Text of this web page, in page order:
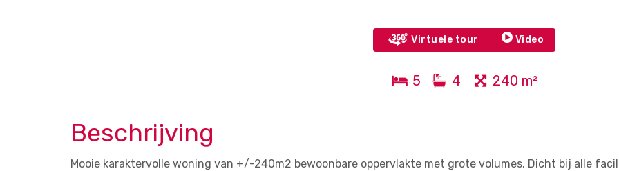
Virtuele tour Video
5 4 240 m²
Beschrijving
Mooie karaktervolle woning van +/-240m2 bewoonbare oppervlakte met grote volumes. Dicht bij alle